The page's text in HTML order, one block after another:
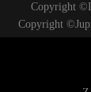
Copyright
Copyright